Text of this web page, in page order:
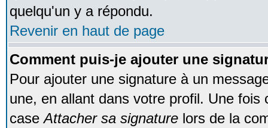
quelqu'un y a répondu.
Revenir en haut de page
Comment puis-je ajouter une
Pour ajouter une signature à un
une, en allant dans votre profil. Une fois
caseAttacher sa signature lors de la